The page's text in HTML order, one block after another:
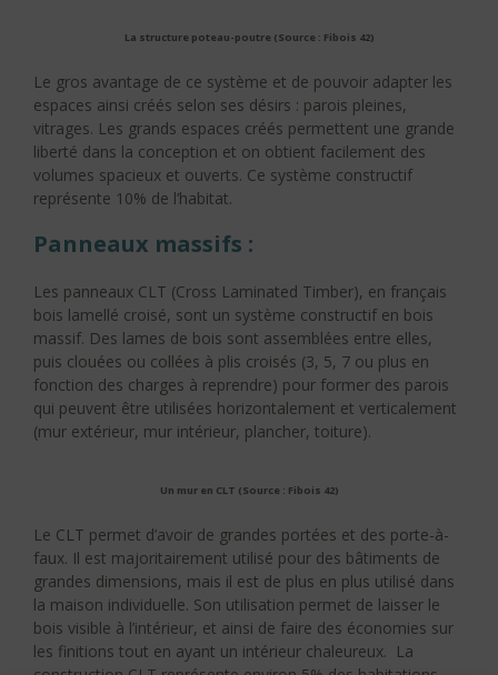
La structure poteau-poutre (Source : Fibois 42)
Le gros avantage de ce système et de pouvoir adapter les
espaces ainsi créés selon ses désirs : parois pleines,
vitrages. Les grands espaces créés permettent une grande
liberté dans la conception et on obtient facilement des
volumes spacieux et ouverts. Ce système constructif
représente 10% de l’habitat.
Panneaux massifs :
Les panneaux CLT (Cross Laminated Timber), en français
bois lamellé croisé, sont un système constructif en bois
massif. Des lames de bois sont assemblées entre elles,
puis clouées ou collées à plis croisés (3, 5, 7 ou plus en
fonction des charges à reprendre) pour former des parois
qui peuvent être utilisées horizontalement et verticalement
(mur extérieur, mur intérieur, plancher, toiture).
Un mur en CLT (Source : Fibois 42)
Le CLT permet d’avoir de grandes portées et des porte-à-
faux. Il est majoritairement utilisé pour des bâtiments de
grandes dimensions, mais il est de plus en plus utilisé dans
la maison individuelle. Son utilisation permet de laisser le
bois visible à l’intérieur, et ainsi de faire des économies sur
les finitions tout en ayant un intérieur chaleureux. La